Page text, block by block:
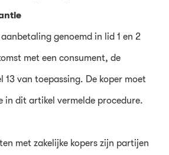
genoemd in lid 1 en 2
met een consument, de
van toepassing. De koper moet
in dit artikel vermelde procedure.
met zakelijke kopers zijn partijen